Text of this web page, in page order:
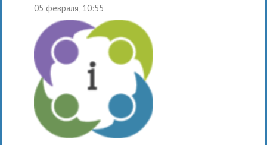
05 февраля, 10:55